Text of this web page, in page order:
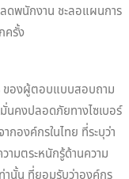
ดพนักงาน ชะลอแผนการ
ครั้ง
ของผู้ตอบแบบสอบถาม
นคงปลอดภัยทางไซเบอร์
องค์กรในไทย ที่ระบุว่า
ามตระหนักรู้ด้านความ
านั้น ที่ยอมรับว่าองค์กร